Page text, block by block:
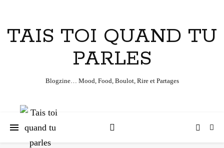
TAIS TOI QUAND TU
PARLES
Blogzine… Mood, Food, Boulot, Rire et Partages